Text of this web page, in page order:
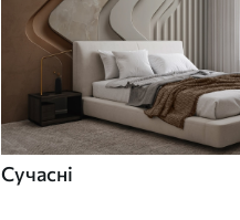
Сучасні